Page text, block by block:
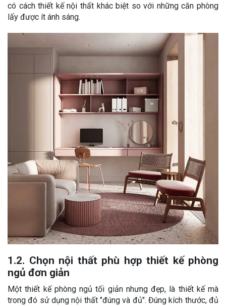
có cách thiết kế nội thất khác biệt so với những căn phòng
lấy được ít ánh sáng.
1.2. Chọn nội thất phù hợp thiết kế phòng
ngủ đơn giản
Một thiết kế phòng ngủ tối giản nhưng đẹp, là thiết kế mà
trong đó sử dụng nội thất "đúng và đủ". Đúng kích thước, đủ